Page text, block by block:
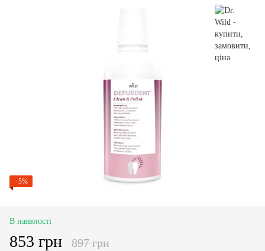
−5%
В наявності
853 грн 897 грн